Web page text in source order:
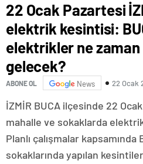
22 Ocak Pazartesi
elektrik kesintisi:
elektrikler ne
gelecek?
ABONE OL News 22 Ocak
İZMİR BUCA ilçesinde 22
mahalle ve sokaklarda
Planlı çalışmalar
sokaklarında yapılan